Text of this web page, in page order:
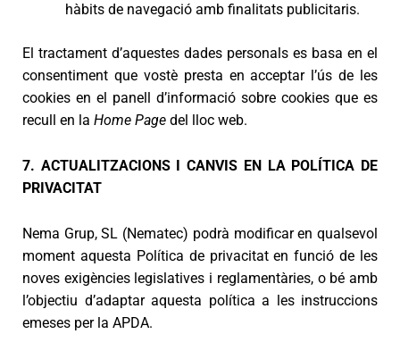
hàbits de navegació amb finalitats publicitaris.
El tractament d’aquestes dades personals es basa en el
consentiment que vostè presta en acceptar l’ús de les
cookies en el panell d’informació sobre cookies que es
recull en la Home Page del lloc web.
7. ACTUALITZACIONS I CANVIS EN LA POLÍTICA DE
PRIVACITAT
Nema Grup, SL (Nematec) podrà modificar en qualsevol
moment aquesta Política de privacitat en funció de les
noves exigències legislatives i reglamentàries, o bé amb
l’objectiu d’adaptar aquesta política a les instruccions
emeses per la APDA.